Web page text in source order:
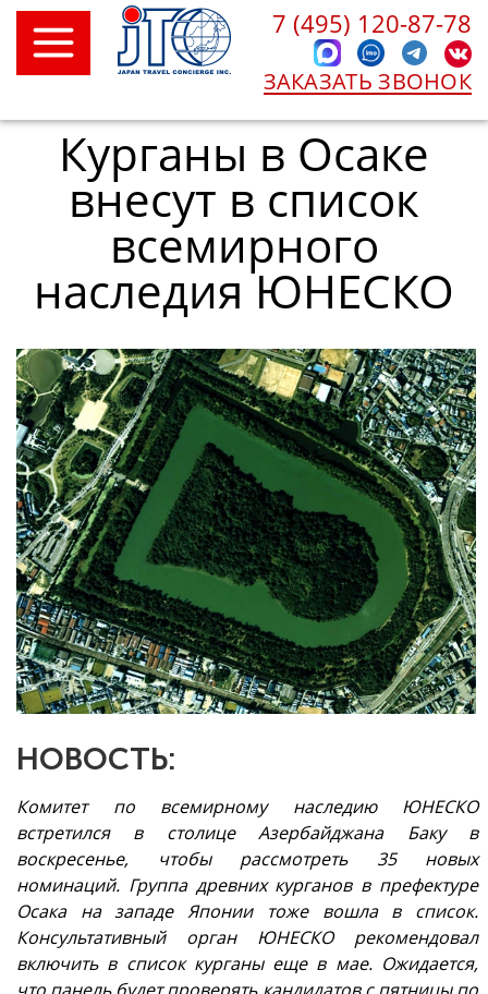
7 (495) 120-87-78
ЗАКАЗАТЬ ЗВОНОК
Курганы в Осаке
внесут в список
всемирного
наследия ЮНЕСКО
НОВОСТЬ:
Комитет по всемирному наследию ЮНЕСКО
встретился в столице Азербайджана Баку в
воскресенье, чтобы рассмотреть 35 новых
номинаций. Группа древних курганов в префектуре
Осака на западе Японии тоже вошла в список.
Консультативный орган ЮНЕСКО рекомендовал
включить в список курганы еще в мае. Ожидается,